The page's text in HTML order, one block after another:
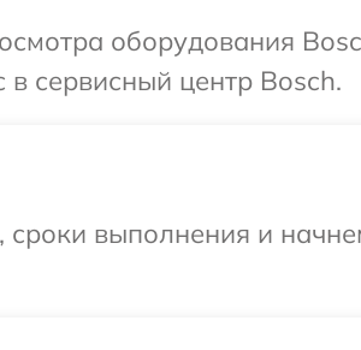
оборудования
в сервисный центр Bosch.
сроки выполнения и